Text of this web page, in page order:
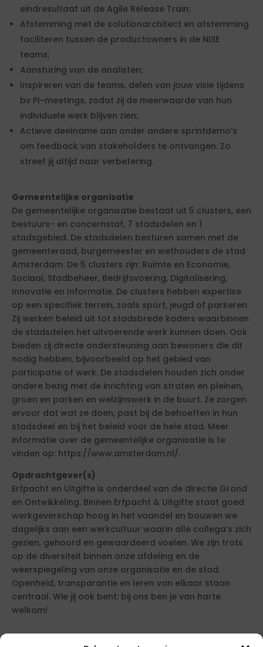
eindresultaat uit de Agile Release Train;
Afstemming met de solutionarchitect en afstemming
faciliteren tussen de productowners in de NISE
teams;
Aansturing van de analisten;
Inspireren van de teams, delen van jouw visie tijdens
bv PI-meetings, zodat zij de meerwaarde van hun
individuele werk blijven zien;
Actieve deelname aan onder andere sprintdemo’s
om feedback van stakeholders te ontvangen. Zo
streef jij altijd naar verbetering.
Gemeentelijke organisatie
De gemeentelijke organisatie bestaat uit 5 clusters, een
bestuurs- en concernstaf, 7 stadsdelen en 1
stadsgebied. De stadsdelen besturen samen met de
gemeenteraad, burgemeester en wethouders de stad
Amsterdam. De 5 clusters zijn: Ruimte en Economie,
Sociaal, Stadbeheer, Bedrijfsvoering, Digitalisering,
Innovatie en Informatie. De clusters hebben expertise
op een specifiek terrein, zoals sport, jeugd of parkeren.
Zij werken beleid uit tot stadsbrede kaders waarbinnen
de stadsdelen het uitvoerende werk kunnen doen. Ook
bieden zij directe ondersteuning aan bewoners die dit
nodig hebben, bijvoorbeeld op het gebied van
participatie of werk. De stadsdelen houden zich onder
andere bezig met de inrichting van straten en pleinen,
groen en parken en welzijnswerk in de buurt. Ze zorgen
ervoor dat wat ze doen, past bij de behoeften in hun
stadsdeel en bij het beleid voor de hele stad. Meer
informatie over de gemeentelijke organisatie is te
vinden op: https://www.amsterdam.nl/.
Opdrachtgever(s)
Erfpacht en Uitgifte is onderdeel van de directie Grond
en Ontwikkeling. Binnen Erfpacht & Uitgifte staat goed
werkgeverschap hoog in het vaandel en bouwen we
dagelijks aan een werkcultuur waarin alle collega’s zich
gezien, gehoord en gewaardeerd voelen. We zijn trots
op de diversiteit binnen onze afdeling en de
weerspiegeling van onze organisatie en de stad.
Openheid, transparantie en leren van elkaar staan
centraal. Wie jij ook bent: bij ons ben je van harte
welkom!
Onze overkoepelende directie Grond & Ontwikkeling